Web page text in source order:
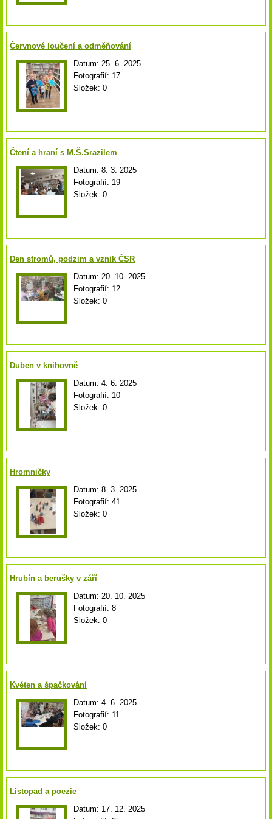
Červnové loučení a odměňování
Datum: 25. 6. 2025
Fotografií: 17
Složek: 0
Čtení a hraní s M.Š.Srazilem
Datum: 8. 3. 2025
Fotografií: 19
Složek: 0
Den stromů, podzim a vznik ČSR
Datum: 20. 10. 2025
Fotografií: 12
Složek: 0
Duben v knihovně
Datum: 4. 6. 2025
Fotografií: 10
Složek: 0
Hromničky
Datum: 8. 3. 2025
Fotografií: 41
Složek: 0
Hrubín a berušky v září
Datum: 20. 10. 2025
Fotografií: 8
Složek: 0
Květen a špačkování
Datum: 4. 6. 2025
Fotografií: 11
Složek: 0
Listopad a poezie
Datum: 17. 12. 2025